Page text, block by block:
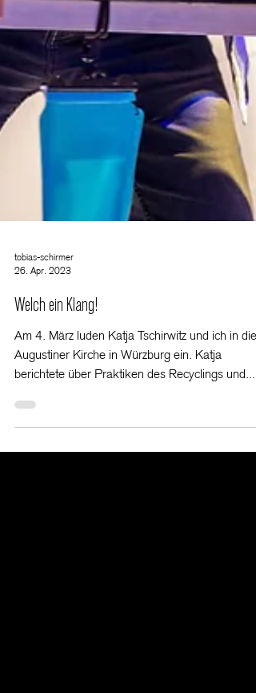
tobias-schirmer
26. Apr. 2023
Welch ein Klang!
Am 4. März luden Katja Tschirwitz und ich in die
Augustiner Kirche in Würzburg ein. Katja